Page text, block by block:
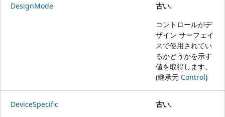
DesignMode
古い.
コントロールがデ
ザイン サーフェイ
スで使用されてい
るかどうかを示す
値を取得します。
(継承元 Control)
DeviceSpecific
古い.